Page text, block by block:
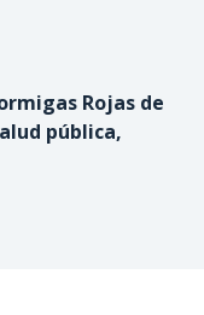
Rojas de
pública,